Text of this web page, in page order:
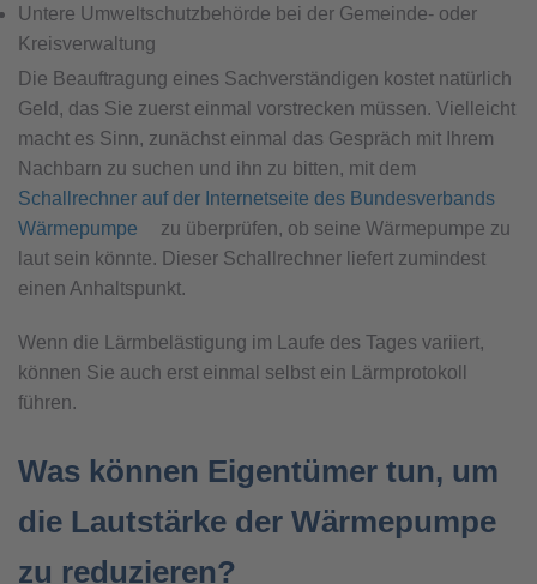
Untere Umweltschutzbehörde bei der Gemeinde- oder
Kreisverwaltung
Die Beauftragung eines Sachverständigen kostet natürlich
Geld, das Sie zuerst einmal vorstrecken müssen. Vielleicht
macht es Sinn, zunächst einmal das Gespräch mit Ihrem
Nachbarn zu suchen und ihn zu bitten, mit dem
Schallrechner auf der Internetseite des Bundesverbands
Wärmepumpe
zu überprüfen, ob seine Wärmepumpe zu
laut sein könnte. Dieser Schallrechner liefert zumindest
einen Anhaltspunkt.
Wenn die Lärmbelästigung im Laufe des Tages variiert,
können Sie auch erst einmal selbst ein Lärmprotokoll
führen.
Was können Eigentümer tun, um
die Lautstärke der Wärmepumpe
zu reduzieren?